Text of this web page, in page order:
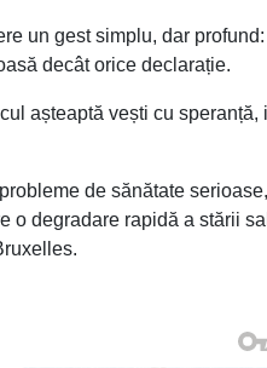
un gest simplu, dar profund:
decât orice declarație.
așteaptă vești cu speranță,
de sănătate
o degradare rapidă a stării